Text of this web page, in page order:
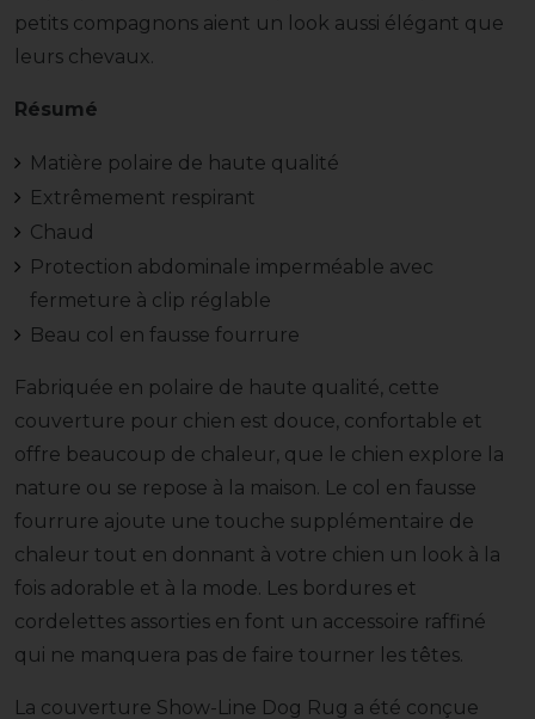
petits compagnons aient un look aussi élégant que
leurs chevaux.
Résumé
Matière polaire de haute qualité
Extrêmement respirant
Chaud
Protection abdominale imperméable avec
fermeture à clip réglable
Beau col en fausse fourrure
Fabriquée en polaire de haute qualité, cette
couverture pour chien est douce, confortable et
offre beaucoup de chaleur, que le chien explore la
nature ou se repose à la maison. Le col en fausse
fourrure ajoute une touche supplémentaire de
chaleur tout en donnant à votre chien un look à la
fois adorable et à la mode. Les bordures et
cordelettes assorties en font un accessoire raffiné
qui ne manquera pas de faire tourner les têtes.
La couverture Show-Line Dog Rug a été conçue